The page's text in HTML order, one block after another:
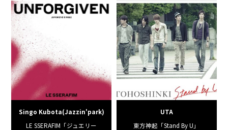
Singo Kubota(Jazzin'park)
LE SSERAFIM「ジュエリー
UTA
東方神起「Stand By U」